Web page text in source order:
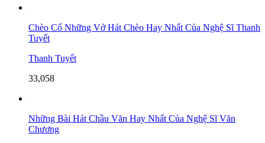
Chèo Cổ Những Vở Hát Chèo Hay Nhất Của Nghệ Sĩ Thanh
Tuyết
Thanh Tuyết
33,058
Những Bài Hát Chầu Văn Hay Nhất Của Nghệ Sĩ Văn
Chương